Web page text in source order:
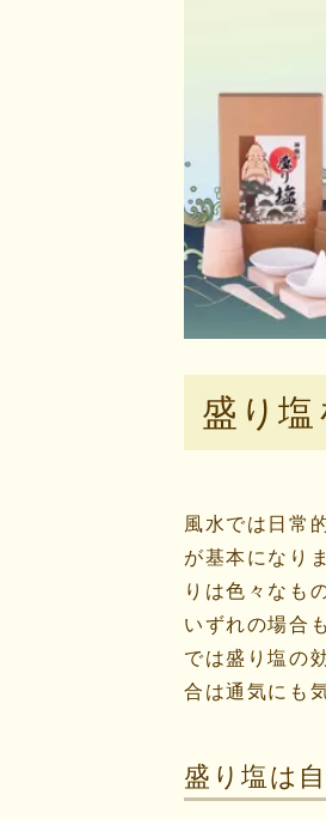
盛り塩
風水では日常
が基本になり
りは色々なも
いずれの場合
では盛り塩の
合は通気にも
盛り塩は